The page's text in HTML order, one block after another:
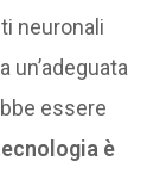
neuronali
un’adeguata
essere
è